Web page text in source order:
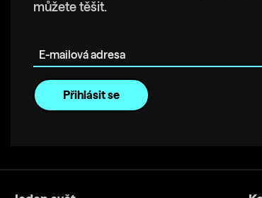
můžete těšit.